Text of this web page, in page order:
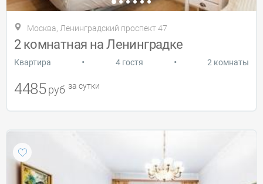
Москва, Ленинградский проспект 47
2 комнатная на Ленинградке
Квартира • 4 гостя • 2 комнаты
4485 руб за сутки